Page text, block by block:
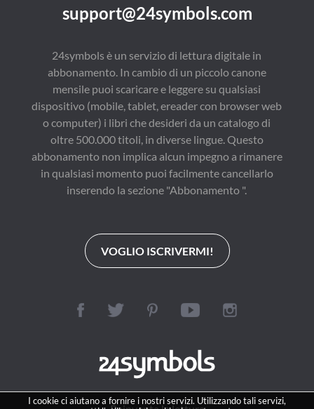
I cookie ci aiutano a fornire i nostri servizi. Utilizzando tali servizi,
support@24symbols.com
24symbols è un servizio di lettura digitale in
abbonamento. In cambio di un piccolo canone
mensile puoi scaricare e leggere su qualsiasi
dispositivo (mobile, tablet, ereader con browser web
o computer) i libri che desideri da un catalogo di
oltre 500.000 titoli, in diverse lingue. Questo
abbonamento non implica alcun impegno a rimanere
in qualsiasi momento puoi facilmente cancellarlo
inserendo la sezione "Abbonamento ".
VOGLIO ISCRIVERMI!